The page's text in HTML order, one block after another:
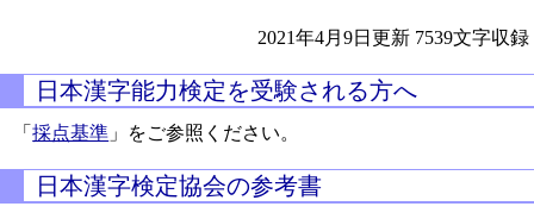
2021年4月9日更新 7539文字収録
日本漢字能力検定を受験される方へ
「採点基準 」をご参照ください。
日本漢字検定協会の参考書